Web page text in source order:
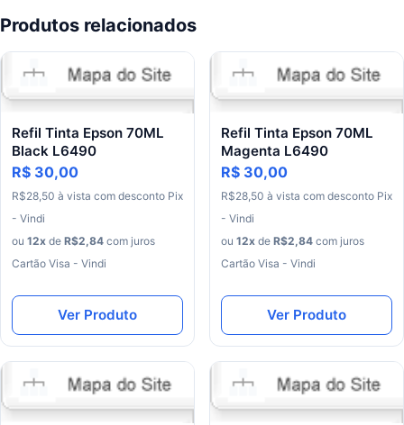
Produtos relacionados
Refil Tinta Epson 70ML
Black L6490
R$ 30,00
R$28 50 à vista com desconto Pix
- Vindi
ou 12x de R$2,84 com juros
Cartão Visa - Vindi
Ver Produto
Refil Tinta Epson 70ML
Magenta L6490
R$ 30,00
R$28 50 à vista com desconto Pix
- Vindi
ou 12x de R$2,84 com juros
Cartão Visa - Vindi
Ver Produto